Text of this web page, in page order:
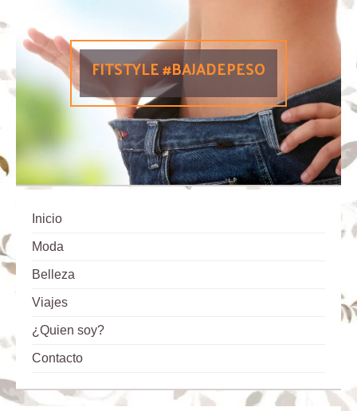
FITSTYLE #BAJADEPESO
Inicio
Moda
Belleza
Viajes
¿Quien soy?
Contacto